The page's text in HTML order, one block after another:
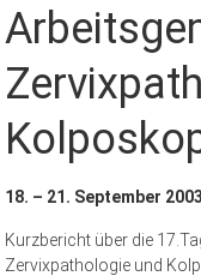
18. – 21. September
Kurzbericht über die
Zervixpathologie und